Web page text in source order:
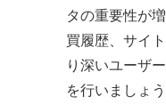
タの重要性が
買履歴、サイ
り深いユーザ
を行いましょう